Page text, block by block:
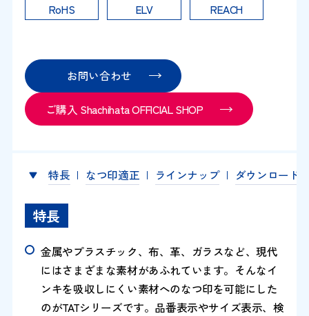
RoHS ELV REACH
お問い合わせ
ご購入 Shachihata OFFICIAL SHOP
特長 なつ印適正 ラインナップ ダウンロード
特長
金属やプラスチック、布、革、ガラスなど、現代
にはさまざまな素材があふれています。そんなイ
ンキを吸収しにくい素材へのなつ印を可能にした
のがTATシリーズです。品番表示やサイズ表示、検